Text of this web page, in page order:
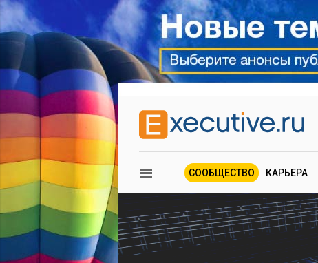
СООБЩЕСТВО КАРЬЕРА